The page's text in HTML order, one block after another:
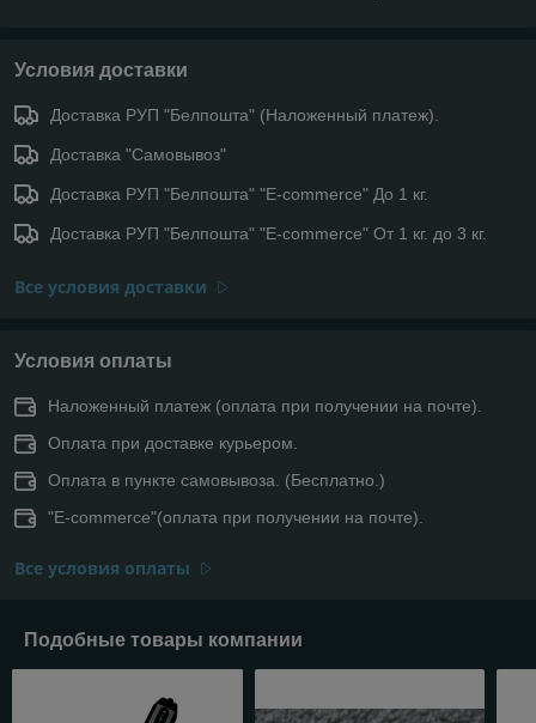
Условия доставки
Доставка РУП "Белпошта" (Наложенный платеж).
Доставка "Самовывоз"
Доставка РУП "Белпошта" "E-commerce" До 1 кг.
Доставка РУП "Белпошта" "E-commerce" От 1 кг. до 3 кг.
Все условия доставки
Условия оплаты
Наложенный платеж (оплата при получении на почте).
Оплата при доставке курьером.
Оплата в пункте самовывоза. (Бесплатно.)
"E-commerce"(оплата при получении на почте).
Все условия оплаты
Подобные товары компании